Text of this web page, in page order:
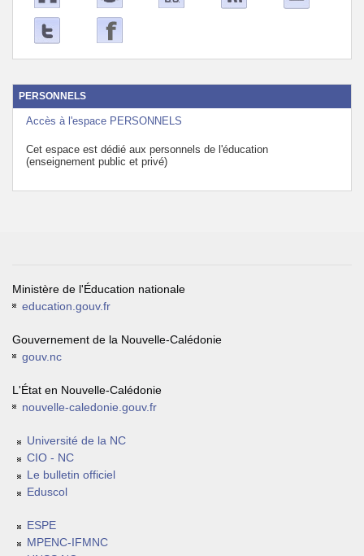
PERSONNELS
Accès à l'espace PERSONNELS
Cet espace est dédié aux personnels de l'éducation
(enseignement public et privé)
Ministère de l'Éducation nationale
education.gouv.fr
Gouvernement de la Nouvelle-Calédonie
gouv.nc
L'État en Nouvelle-Calédonie
nouvelle-caledonie.gouv.fr
Université de la NC
CIO - NC
Le bulletin officiel
Eduscol
ESPE
MPENC-IFMNC